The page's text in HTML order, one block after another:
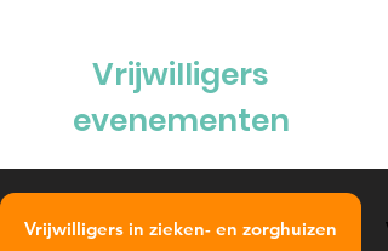
Vrijwilligers
evenementen
Vrijwilligers in zieken- en zorghuizen